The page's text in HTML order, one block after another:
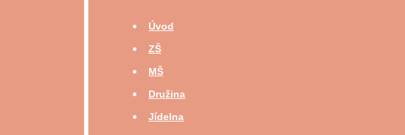
Úvod
ZŠ
MŠ
Družina
Jídelna